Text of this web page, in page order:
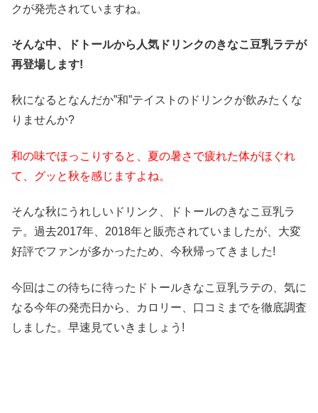
クが発売されていますね。
そんな中、ドトールから人気ドリンクのきなこ豆乳ラテが
再登場します!
秋になるとなんだか”和”テイストのドリンクが飲みたくな
りませんか?
和の味でほっこりすると、夏の暑さで疲れた体がほぐれ
て、グッと秋を感じますよね。
そんな秋にうれしいドリンク、ドトールのきなこ豆乳ラ
テ。過去2017年、2018年と販売されていましたが、大変
好評でファンが多かったため、今秋帰ってきました!
今回はこの待ちに待ったドトールきなこ豆乳ラテの、気に
なる今年の発売日から、カロリー、口コミまでを徹底調査
しました。早速見ていきましょう!